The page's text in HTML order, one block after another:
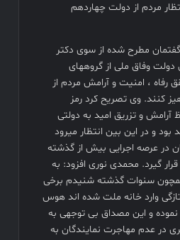
مردم از دولت چهاردهم
مطرح شده از سوی دکتر
وفاق ملی از گروههای
، امنیت و آرامش مردم از
کنند. وی تصریح کرد رمز
و تزریق امید به دولتی
بود و در این بین انتظار میرود
در عرصه اجرایی بیش از گذشته
گیرد. محمدی نوری افزود: به
همچون سنوات گذشته شنیدم برخی
وارد خانه ملت شده اند هوس
و این مصداق بی توجهی به
در عدم مهاجرت نمایندگان به